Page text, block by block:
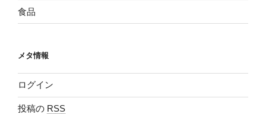
食品
メタ情報
ログイン
投稿の RSS